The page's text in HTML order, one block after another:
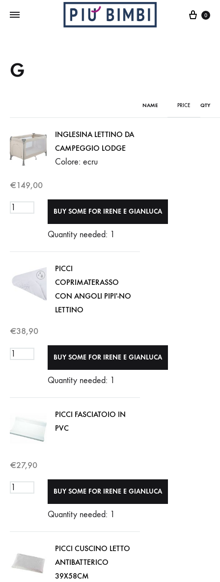
Cart
0
G
NAME PRICE QTY
INGLESINA LETTINO DA
CAMPEGGIO LODGE
Colore: ecru
€149,00
Quantity needed: 1
PICCI
COPRIMATERASSO
CON ANGOLI PIPI'-NO
LETTINO
€38,90
Quantity needed: 1
PICCI FASCIATOIO IN
PVC
€27,90
Quantity needed: 1
PICCI CUSCINO LETTO
ANTIBATTERICO
39X58CM